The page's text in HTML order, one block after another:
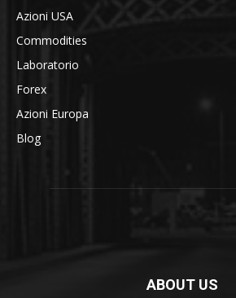
Azioni USA
Commodities
Laboratorio
Forex
Azioni Europa
Blog
ABOUT US